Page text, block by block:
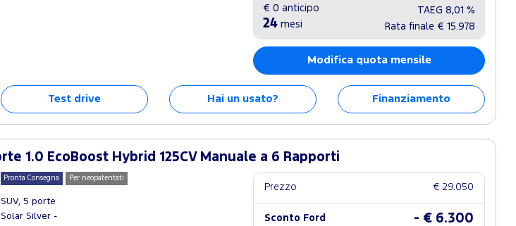
€ 0 anticipo
24 mesi
TAEG 8,01 %
Rata finale € 15.978
Modifica quota mensile
Test drive Hai un usato? Finanziamento
1.0 EcoBoost Hybrid 125CV Manuale a 6 Rapporti
Pronta Consegna Per neopatentati
SUV, 5 porte
Solar Silver -
Prezzo € 29.050
Sconto Ford - € 6.300